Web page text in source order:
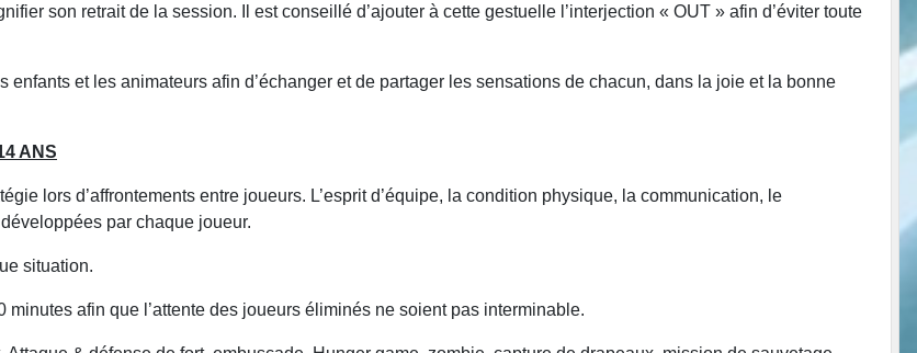
son retrait de la session. Il est conseillé d’ajouter à cette gestuelle l’interjection « OUT » afin d’éviter toute
et les animateurs afin d’échanger et de partager les sensations de chacun, dans la joie et la bonne
ANS
lors d’affrontements entre joueurs. L’esprit d’équipe, la condition physique, la communication, le
par chaque joueur.
situation.
afin que l’attente des joueurs éliminés ne soient pas interminable.